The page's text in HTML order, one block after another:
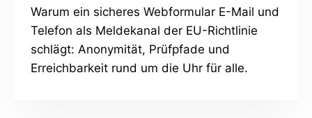
Warum ein sicheres Webformular E-Mail und
Telefon als Meldekanal der EU-Richtlinie
schlägt: Anonymität, Prüfpfade und
Erreichbarkeit rund um die Uhr für alle.